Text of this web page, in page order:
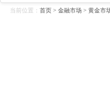
当前位置： 首页 > 金融市场 > 黄金市